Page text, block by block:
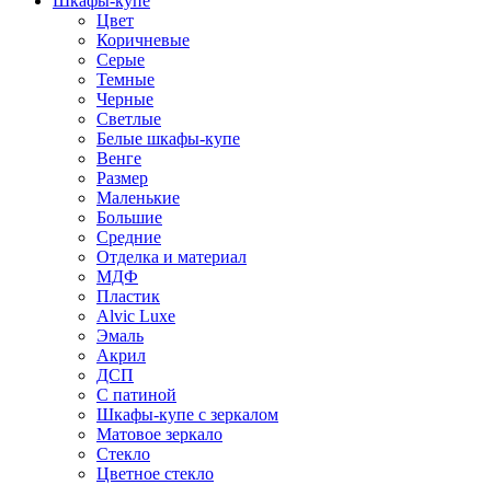
Цвет
Коричневые
Серые
Темные
Черные
Светлые
Белые шкафы-купе
Венге
Размер
Маленькие
Большие
Средние
Отделка и материал
МДФ
Пластик
Alvic Luxe
Эмаль
Акрил
ДСП
С патиной
Шкафы-купе с зеркалом
Матовое зеркало
Стекло
Цветное стекло